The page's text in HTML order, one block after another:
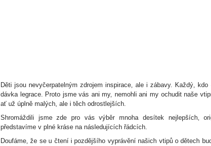
Děti jsou nevyčerpatelným zdrojem inspirace, ale i zábavy. Každý,
dávka legrace. Proto jsme vás ani my, nemohli ani my ochudit naše
ať už úplně malých, ale i těch odrostlejších.
Shromáždili jsme zde pro vás výběr mnoha desítek nejlepších,
představíme v plné kráse na následujících řádcích.
Doufáme, že se u čtení i pozdějšího vyprávění našich vtipů o dětech